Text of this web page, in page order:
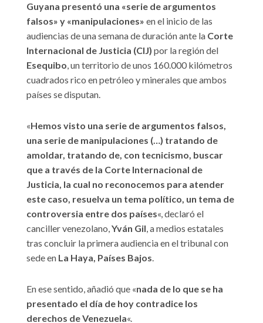
Guyana presentó una «serie de argumentos
falsos» y «manipulaciones» en el inicio de las
audiencias de una semana de duración ante la Corte
Internacional de Justicia (CIJ) por la región del
Esequibo, un territorio de unos 160.000 kilómetros
cuadrados rico en petróleo y minerales que ambos
países se disputan.
«Hemos visto una serie de argumentos falsos,
una serie de manipulaciones (…) tratando de
amoldar, tratando de, con tecnicismo, buscar
que a través de la Corte Internacional de
Justicia, la cual no reconocemos para atender
este caso, resuelva un tema político, un tema de
controversia entre dos países«, declaró el
canciller venezolano,Yván Gil, a medios estatales
tras concluir la primera audiencia en el tribunal con
sede en La Haya, Países Bajos.
En ese sentido, añadió que «nada de lo que se ha
presentado el día de hoy contradice los
derechos de Venezuela«.